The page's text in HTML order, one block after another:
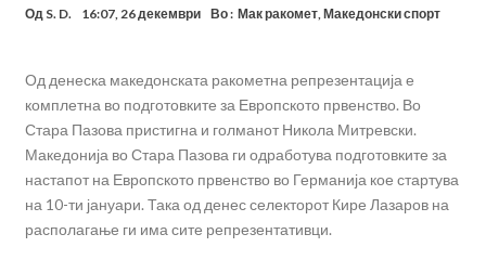
Од S. D. 16:07, 26 декември Во : Мак ракомет,Македонски спорт
Од денеска македонската ракометна репрезентација е
комплетна во подготовките за Европското првенство. Во
Стара Пазова пристигна и голманот Никола Митревски.
Македонија во Стара Пазова ги одработува подготовките за
настапот на Европското првенство во Германија кое стартува
на 10-ти јануари. Така од денес селекторот Кире Лазаров на
располагање ги има сите репрезентативци.